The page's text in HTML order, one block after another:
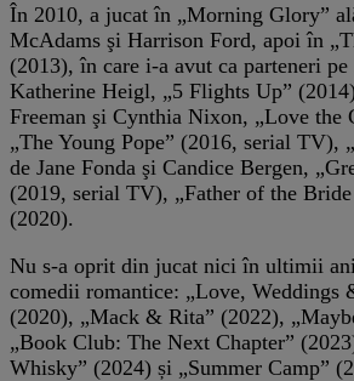
În 2010, a jucat în „Morning Glory”
McAdams şi Harrison Ford, apoi în
(2013), în care i-a avut ca parteneri
Katherine Heigl, „5 Flights Up”
Freeman şi Cynthia Nixon, „Love the
„The Young Pope” (2016, serial TV),
de Jane Fonda şi Candice Bergen,
(2019, serial TV), „Father of the
(2020).
Nu s-a oprit din jucat nici în ultimii
comedii romantice: „Love, Weddings
(2020), „Mack & Rita” (2022),
„Book Club: The Next Chapter”
Whisky” (2024) și „Summer Camp”